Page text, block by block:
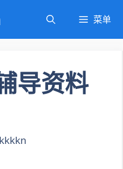
菜单
导资料
kkkkn